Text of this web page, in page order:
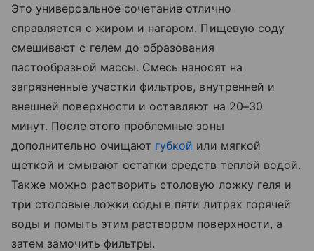
Это универсальное сочетание отлично
справляется с жиром и нагаром. Пищевую соду
смешивают с гелем до образования
пастообразной массы. Смесь наносят на
загрязненные участки фильтров, внутренней и
внешней поверхности и оставляют на 20–30
минут. После этого проблемные зоны
дополнительно очищают губкой или мягкой
щеткой и смывают остатки средств теплой водой.
Также можно растворить столовую ложку геля и
три столовые ложки соды в пяти литрах горячей
воды и помыть этим раствором поверхности, а
затем замочить фильтры.